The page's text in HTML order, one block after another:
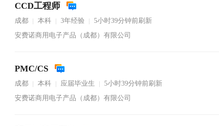
CCD工程师
成都 本科 3年经验
5小时39分钟前刷新
安费诺商用电子产品（成都）有限公司
PMC/CS
成都 本科 应届毕业生
5小时39分钟前刷新
安费诺商用电子产品（成都）有限公司